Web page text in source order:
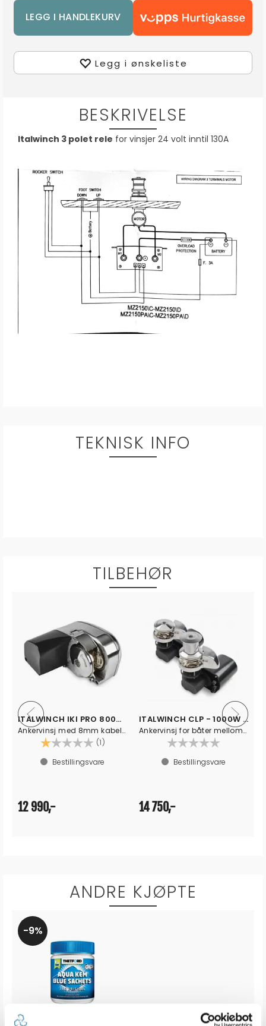
Legg i ønskeliste
BESKRIVELSE
Italwinch 3 polet rele for vinsjer 24 volt inntil 130A
TEKNISK INFO
TILBEHØR
ITALWINCH IKI PRO 800W 12V
Ankervinsj med 8mm kabelar - DIN766
Karakter: (1)
Bestillingsvare
12 990,-
ITALWINCH CLP - 1000W 12V - 10mm
Ankervinsj for båter mellom 7-12meter
Bestillingsvare
14 750,-
ANDRE KJØPTE
9%